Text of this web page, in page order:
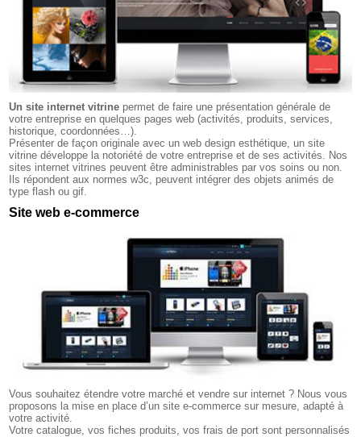
Un site internet vitrine permet de faire une présentation générale de
votre entreprise en quelques pages web (activités, produits, services,
historique, coordonnées…).
Présenter de façon originale avec un web design esthétique, un site
vitrine développe la notoriété de votre entreprise et de ses activités. Nos
sites internet vitrines peuvent être administrables par vos soins ou non.
Ils répondent aux normes w3c, peuvent intégrer des objets animés de
type flash ou gif.
Site web e-commerce
Vous souhaitez étendre votre marché et vendre sur internet ? Nous vous
proposons la mise en place d’un site e-commerce sur mesure, adapté à
votre activité.
Votre catalogue, vos fiches produits, vos frais de port sont personnalisés